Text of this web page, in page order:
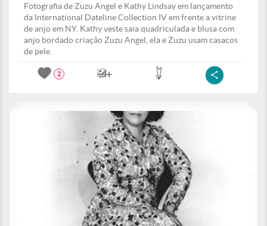
Fotografia de Zuzu Angel e Kathy Lindsay em lançamento
da International Dateline Collection IV em frente a vitrine
de anjo em NY. Kathy veste saia quadriculada e blusa com
anjo bordado criação Zuzu Angel, ela e Zuzu usam casacos
de pele.
2